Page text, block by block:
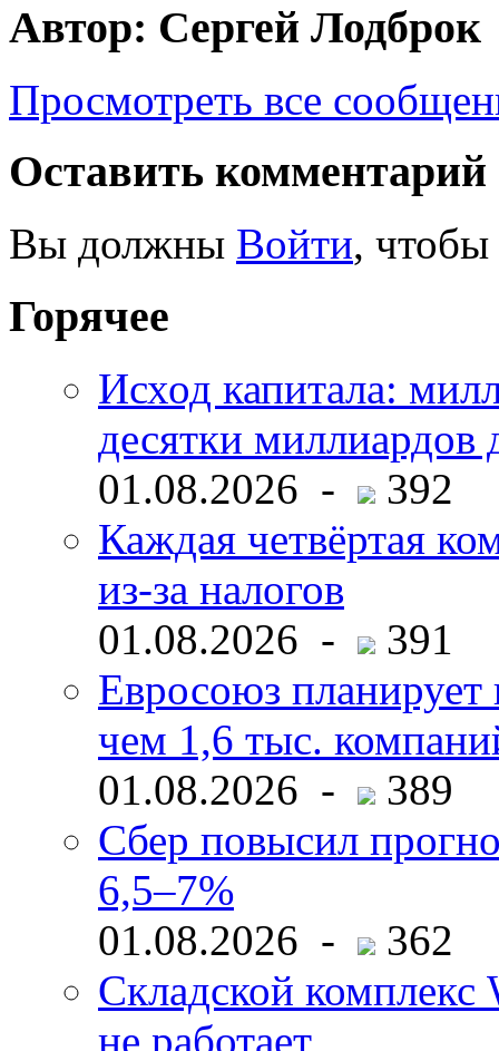
Автор: Сергей Лодброк
Просмотреть все
Оставить комментарий
Вы должны Войти, чтобы
Горячее
Исход капитала:
десятки миллиардов
01.08.2026 -
392
Каждая четвёртая
из-за налогов
01.08.2026 -
391
Евросоюз планирует
чем 1,6 тыс.
01.08.2026 -
389
Сбер повысил
6,5–7%
01.08.2026 -
362
Складской комплекс
не работает